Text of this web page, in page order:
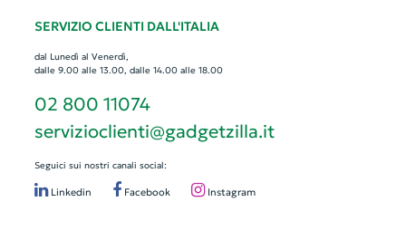
SERVIZIO CLIENTI DALL'ITALIA
dal Lunedì al Venerdì,
dalle 9.00 alle 13.00, dalle 14.00 alle 18.00
02 800 11074
servizioclienti@gadgetzilla.it
Seguici sui nostri canali social:
Linkedin Facebook Instagram